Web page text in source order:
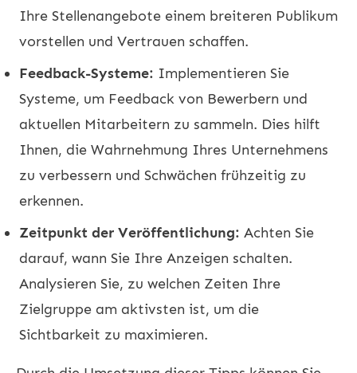
Ihre Stellenangebote einem breiteren Publikum
vorstellen und Vertrauen schaffen.
Feedback-Systeme: Implementieren Sie
Systeme, um Feedback von Bewerbern und
aktuellen Mitarbeitern zu sammeln. Dies hilft
Ihnen, die Wahrnehmung Ihres Unternehmens
zu verbessern und Schwächen frühzeitig zu
erkennen.
Zeitpunkt der Veröffentlichung: Achten Sie
darauf, wann Sie Ihre Anzeigen schalten.
Analysieren Sie, zu welchen Zeiten Ihre
Zielgruppe am aktivsten ist, um die
Sichtbarkeit zu maximieren.